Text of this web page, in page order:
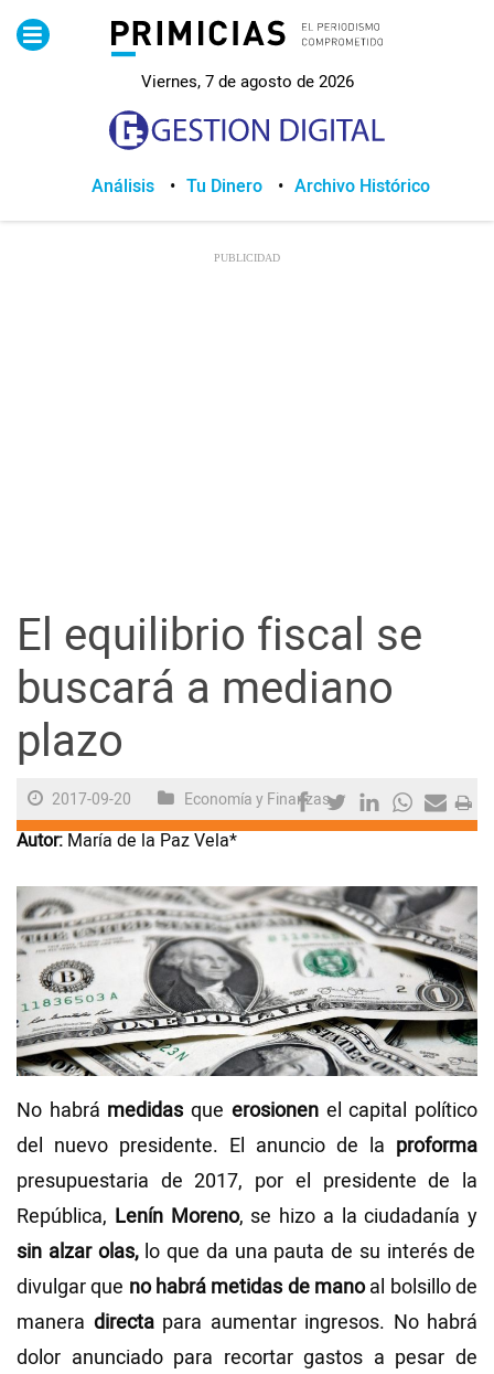
Viernes, 7 de agosto de 2026
Lo Último
Política
Sociedad
Ciencia y Tecnología
Internacional
Juegos
Videos
NEWSLETTERS
Análisis Tu Dinero Archivo Histórico
El equilibrio fiscal se
buscará a mediano
plazo
2017-09-20 Economía y Finanzas
Autor: María de la Paz Vela*
No habrá medidasque erosionenel capital político
del nuevo presidente. El anuncio de la proforma
presupuestaria de 2017, por el presidente de la
República, Lenín Moreno, se hizo a la ciudadanía y
sin alzar olas,lo que da una pauta de su interés de
divulgar que no habrá metidas de manoal bolsillo de
manera directa para aumentar ingresos. No habrá
dolor anunciado para recortar gastos a pesar de